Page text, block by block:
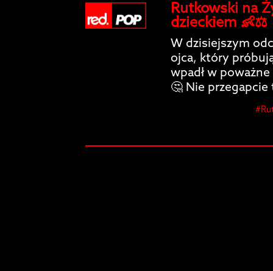
Rutkowski na
dzieckiem 👶⚖️
W dzisiejszym
ojca, który
wpadł w
🤔 Nie